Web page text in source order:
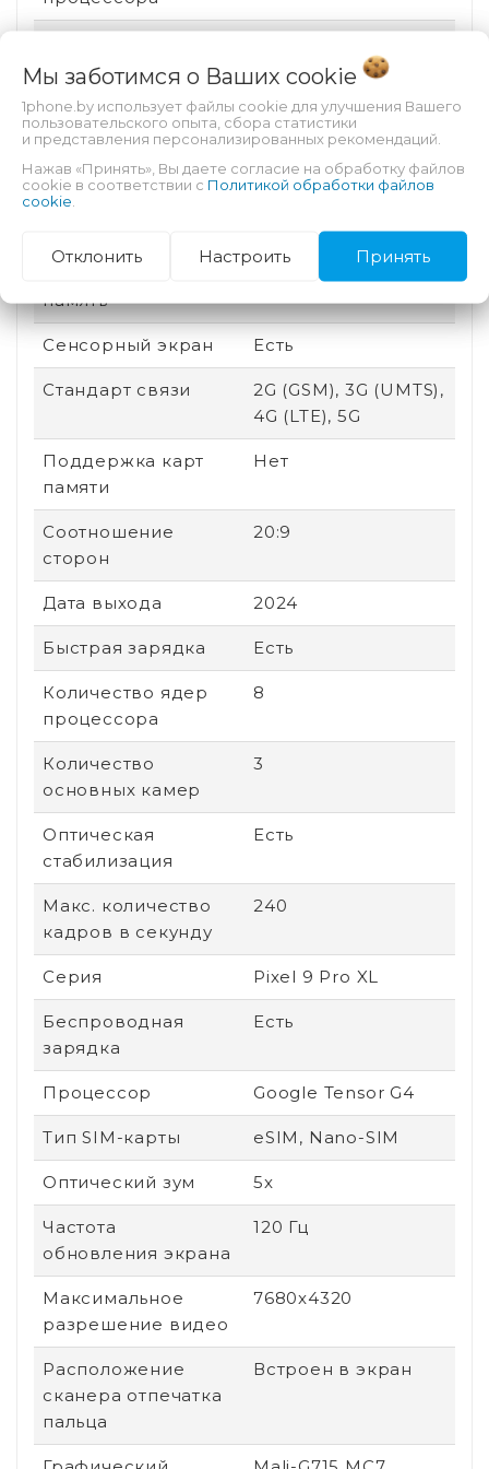
Безопасность
Разблокировка по
лицу, Сканер
отпечатка пальца
Техпроцесс 4 нм
память
Сенсорный экран Есть
Стандарт связи
2G (GSM), 3G (UMTS),
4G (LTE), 5G
Поддержка карт
памяти
Нет
Соотношение
сторон
20:9
Дата выхода 2024
Быстрая зарядка Есть
Количество ядер
процессора
8
Количество
основных камер
3
Оптическая
стабилизация
Есть
Макс. количество
кадров в секунду
240
Серия Pixel 9 Pro XL
Беспроводная
зарядка
Есть
Процессор Google Tensor G4
Тип SIM-карты eSIM, Nano-SIM
Оптический зум 5x
Частота
обновления экрана
120 Гц
Максимальное
разрешение видео
7680x4320
Расположение
сканера отпечатка
пальца
Встроен в экран
Мы заботимся о Ваших cookie
1phone.by использует файлы cookie для улучшения Вашего
пользовательского опыта, сбора статистики
и представления персонализированных рекомендаций.
Нажав «Принять», Вы даете согласие на обработку файлов
cookie в соответствии с Политикой обработки файлов
cookie
Отклонить Настроить Принять